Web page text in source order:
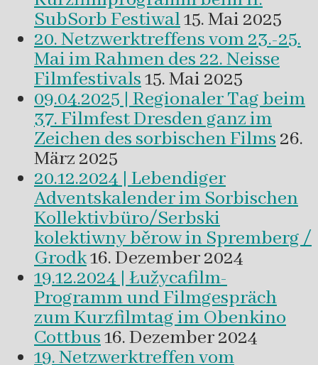
SubSorb Festiwal15. Mai 2025
20. Netzwerktreffens vom 23.-25.
Mai im Rahmen des 22. Neisse
Filmfestivals15. Mai 2025
09.04.2025 | Regionaler Tag beim
37. Filmfest Dresden ganz im
Zeichen des sorbischen Films26.
März 2025
20.12.2024 | Lebendiger
Adventskalender im Sorbischen
Kollektivbüro/Serbski
kolektiwny běrow in Spremberg /
Grodk16. Dezember 2024
19.12.2024 | Łužycafilm-
Programm und Filmgespräch
zum Kurzfilmtag im Obenkino
Cottbus16. Dezember 2024
19. Netzwerktreffen vom